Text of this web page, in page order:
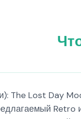
The Lost Day
Retro